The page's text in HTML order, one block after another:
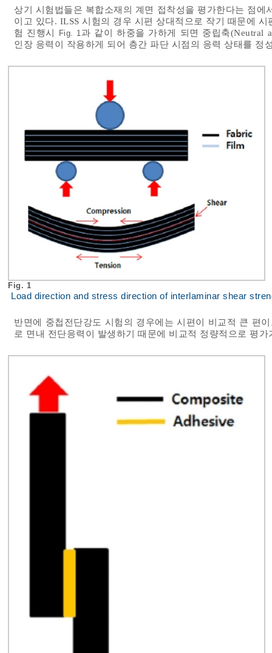
상기 시험법들은 복합소재의 계면 접착성을 평가한다는 점
이고 있다. ILSS 시험의 경우 시편 상대적으로 작기 때문에
험 진행시
Fig. 1 과 같이 하중을 가하게 되면 중립축(Neutral
인장 응력이 작용하게 되어 층간 파단 시점의 응력 상태를 정
Fig. 1
Load direction and stress direction of interlaminar shear
반면에 중첩전단강도 시험의 경우에는 시편이 비교적 큰 편
로 면내 전단응력이 발생하기 때문에 비교적 정량적으로 평가